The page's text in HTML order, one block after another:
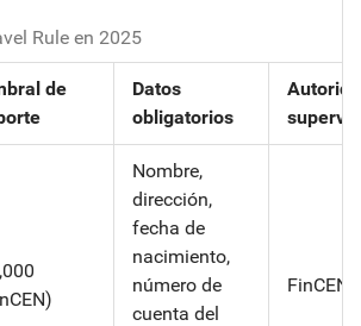
Rule en 2025
de
Datos
obligatorios
Nombre,
dirección,
fecha de
nacimiento,
número de
cuenta del
FinCEN